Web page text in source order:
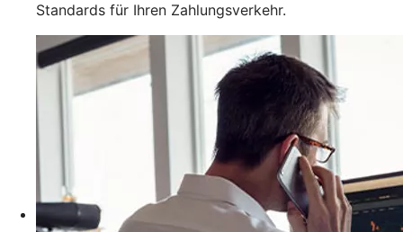
Standards für Ihren Zahlungsverkehr.